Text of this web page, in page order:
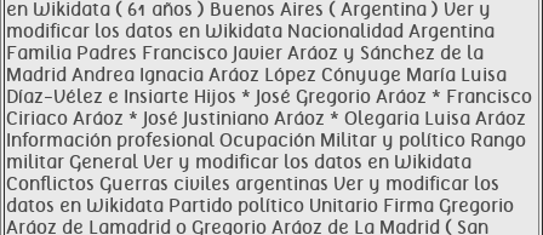
en Wikidata ( 61 años ) Buenos Aires ( Argentina ) Ver y
modificar los datos en Wikidata Nacionalidad Argentina
Familia Padres Francisco Javier Aráoz y Sánchez de la
Madrid Andrea Ignacia Aráoz López Cónyuge María Luisa
Díaz-Vélez e Insiarte Hijos * José Gregorio Aráoz * Francisco
Ciriaco Aráoz * José Justiniano Aráoz * Olegaria Luisa Aráoz
Información profesional Ocupación Militar y político Rango
militar General Ver y modificar los datos en Wikidata
Conflictos Guerras civiles argentinas Ver y modificar los
datos en Wikidata Partido político Unitario Firma Gregorio
Aráoz de Lamadrid o Gregorio Aráoz de La Madrid ( San